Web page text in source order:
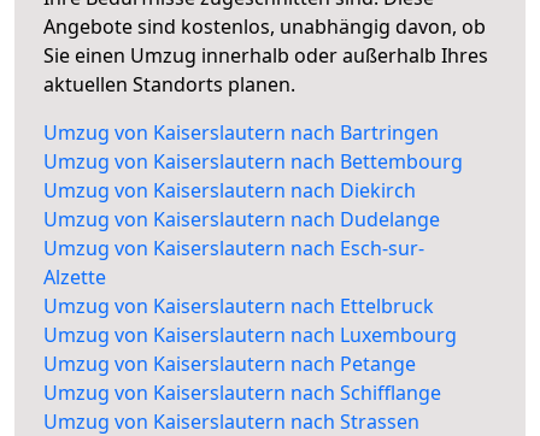
Angebote sind kostenlos, unabhängig davon, ob
Sie einen Umzug innerhalb oder außerhalb Ihres
aktuellen Standorts planen.
Umzug von Kaiserslautern nach Bartringen
Umzug von Kaiserslautern nach Bettembourg
Umzug von Kaiserslautern nach Diekirch
Umzug von Kaiserslautern nach Dudelange
Umzug von Kaiserslautern nach Esch-sur-
Alzette
Umzug von Kaiserslautern nach Ettelbruck
Umzug von Kaiserslautern nach Luxembourg
Umzug von Kaiserslautern nach Petange
Umzug von Kaiserslautern nach Schifflange
Umzug von Kaiserslautern nach Strassen